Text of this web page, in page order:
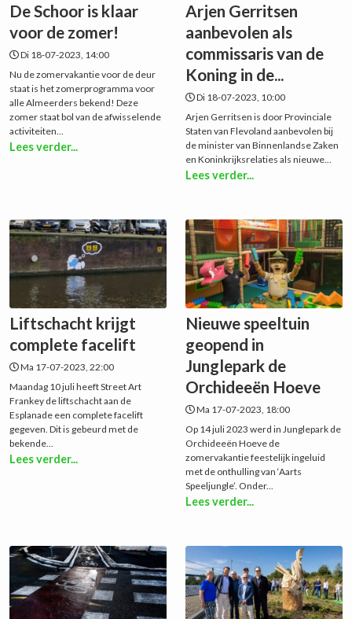
De Schoor is klaar
voor de zomer!
Di 18-07-2023, 14:00
Nu de zomervakantie voor de deur
staat is het zomerprogramma voor
alle Almeerders bekend! Deze
zomer staat bol van de afwisselende
activiteiten...
Lees verder...
Arjen Gerritsen
aanbevolen als
commissaris van de
Koning in de...
Di 18-07-2023, 10:00
Arjen Gerritsen is door Provinciale
Staten van Flevoland aanbevolen bij
de minister van Binnenlandse Zaken
en Koninkrijksrelaties als nieuwe...
Lees verder...
Liftschacht krijgt
complete facelift
Ma 17-07-2023, 22:00
Maandag 10 juli heeft Street Art
Frankey de liftschacht aan de
Esplanade een complete facelift
gegeven. Dit is gebeurd met de
bekende...
Lees verder...
Nieuwe speeltuin
geopend in
Junglepark de
Orchideeën Hoeve
Ma 17-07-2023, 18:00
Op 14 juli 2023 werd in Junglepark de
Orchideeën Hoeve de
zomervakantie feestelijk ingeluid
met de onthulling van ‘Aarts
Speeljungle’. Onder...
Lees verder...